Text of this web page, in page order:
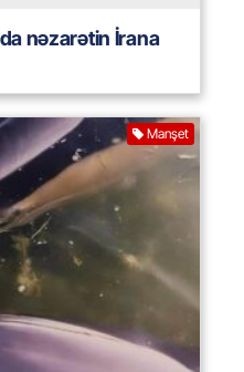
nəzarətin İrana
Manşet